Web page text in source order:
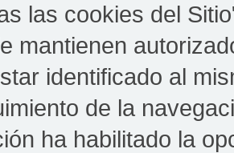
las cookies del
mantienen
identificado al
de la
ha habilitado la